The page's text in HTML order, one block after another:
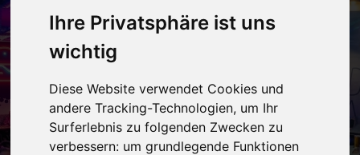
Ihre Privatsphäre ist uns
wichtig
Diese Website verwendet Cookies und
andere Tracking-Technologien, um Ihr
Surferlebnis zu folgenden Zwecken zu
verbessern: um grundlegende Funktionen
High Energy Nights
Level up deinen Samstag - mit High-Energy
Vibes, starken Drinks und Late-Night Arcade
Action. Alles an einem Ort.